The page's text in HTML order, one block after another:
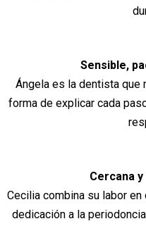
Sensible,
Ángela es la dentista que
forma de explicar cada
Cercana
Cecilia combina su labor
dedicación a la